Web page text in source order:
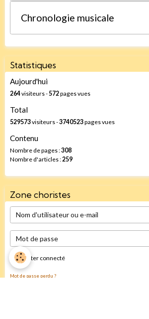
Chronologie musicale
Statistiques
Aujourd'hui
264visiteurs -572pages vues
Total
529573visiteurs -3740523pages vues
Contenu
Nombre de pages :308
Nombre d'articles :259
Zone choristes
Rester connecté
Mot de passe perdu ?